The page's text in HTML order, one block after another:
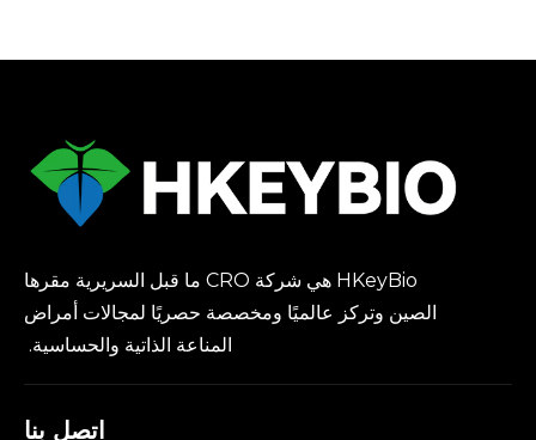
HKeyBio هي شركة CRO ما قبل السريرية مقرها
الصين وتركز عالميًا ومخصصة حصريًا لمجالات أمراض
المناعة الذاتية والحساسية.
اتصل بنا